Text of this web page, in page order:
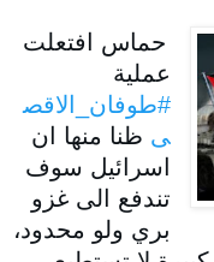
حماس افتعلت
عملية
#طوفان_الاقص
ى ظنا منها ان
اسرائيل سوف
تندفع الى غزو
بري ولو محدود،